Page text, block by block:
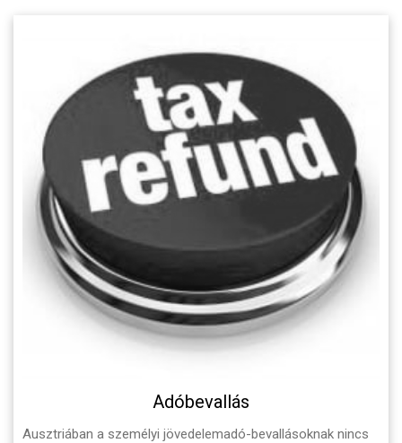
Adóbevallás
Ausztriában a személyi jövedelemadó-bevallásoknak nincs